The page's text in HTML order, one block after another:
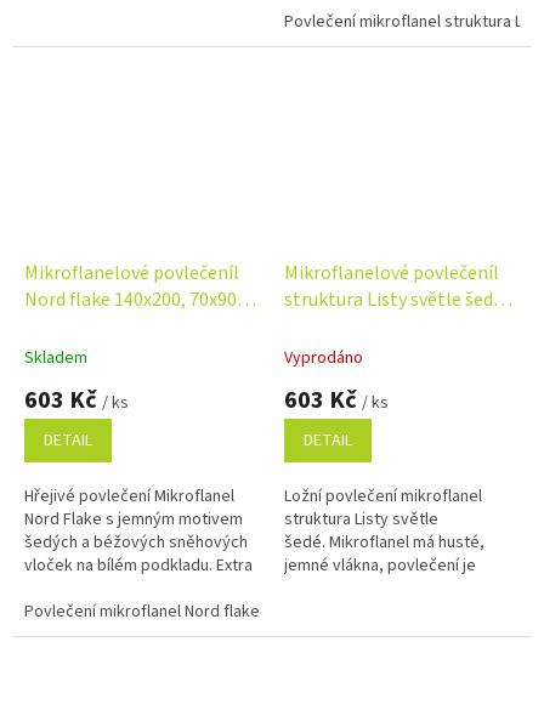
ze 100% polyesterového
mikrovlákna je...
Povlečení mikroflanel struktura
Mikroflanelové povlečeníl
Nord flake 140x200, 70x90
Skladem
603 Kč / ks
DETAIL
Hřejivé povlečení Mikroflanel
Nord Flake s jemným motivem
šedých a béžových sněhových
vloček na bílém podkladu. Extra
měkkost a teplo během
zimních...
Povlečení mikroflanel Nord flake 140x200, 70x90 cm
Mikroflanelové povlečeníl
struktura Listy světle šedé
Vyprodáno
603 Kč / ks
DETAIL
Ložní povlečení mikroflanel
struktura Listy světle
šedé. Mikroflanel má husté,
jemné vlákna, povlečení je
povlečení...